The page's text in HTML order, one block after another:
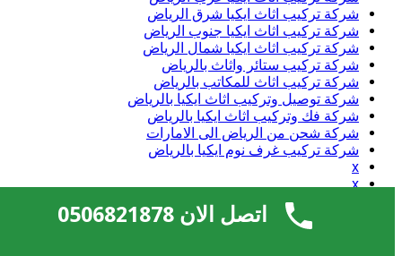
شركة تركيب اثاث ايكيا شرق الرياض
شركة تركيب اثاث ايكيا جنوب الرياض
شركة تركيب اثاث ايكيا شمال الرياض
شركة تركيب ستائر واثاث بالرياض
شركة تركيب اثاث للمكاتب بالرياض
شركة توصيل وتركيب اثاث ايكيا بالرياض
شركة فك وتركيب اثاث ايكيا بالرياض
شركة شحن من الرياض الى الامارات
شركة تركيب غرف نوم ايكيا بالرياض
x
x
اتصل الان 0506821878